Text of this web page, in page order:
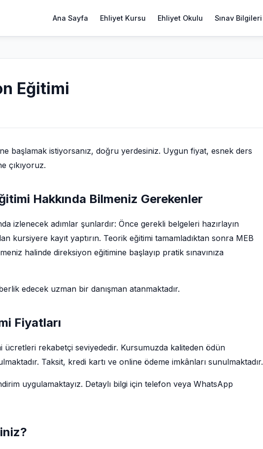
Ana Sayfa Ehliyet Kursu Ehliyet Okulu Sınav Bilgileri
Eğitimi
başlamak istiyorsanız, doğru yerdesiniz. Uygun fiyat, esnek ders
çıkıyoruz.
Hakkında Bilmeniz Gerekenler
izlenecek adımlar şunlardır: Önce gerekli belgeleri hazırlayın
kursiyere kayıt yaptırın. Teorik eğitimi tamamladıktan sonra MEB
halinde direksiyon eğitimine başlayıp pratik sınavınıza
edecek uzman bir danışman atanmaktadır.
Fiyatları
ücretleri rekabetçi seviyededir. Kursumuzda kaliteden ödün
Taksit, kredi kartı ve online ödeme imkânları sunulmaktadır.
uygulamaktayız. Detaylı bilgi için telefon veya WhatsApp